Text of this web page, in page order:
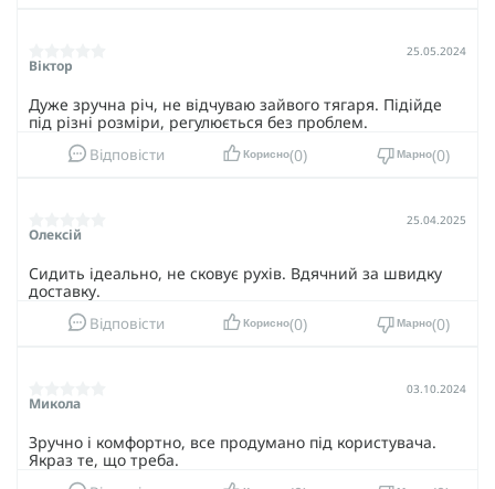
Віктор
25.05.2024
Дуже зручна річ, не відчуваю зайвого тягаря. Підійде
під різні розміри, регулюється без проблем.
Відповісти Корисно 0 Марно 0
Олексій
25.04.2025
Сидить ідеально, не сковує рухів. Вдячний за швидку
доставку.
Відповісти Корисно 0 Марно 0
Микола
03.10.2024
Зручно і комфортно, все продумано під користувача.
Якраз те, що треба.